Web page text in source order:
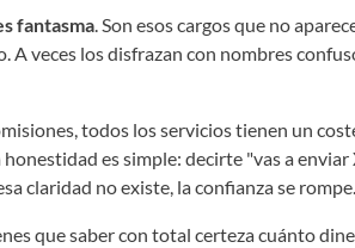
fantasma. Son esos cargos que no
A veces los disfrazan con nombres
todos los servicios tienen un
es simple: decirte "vas a
claridad no existe, la confianza se rompe.
que saber con total certeza cuánto